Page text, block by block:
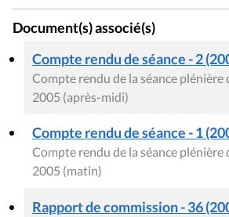
Document(s) associé(s)
Compte rendu de séance - 2
Compte rendu de la séance plénière
2005 (après-midi)
Compte rendu de séance - 1
Compte rendu de la séance plénière
2005 (matin)
Rapport de commission - 36